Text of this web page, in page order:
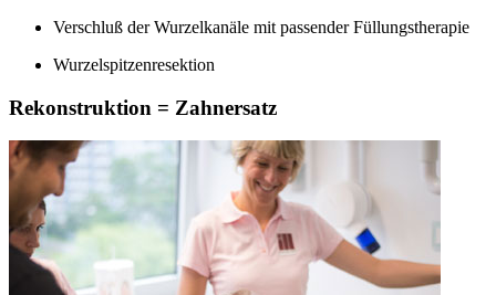
Verschluß der Wurzelkanäle mit passender Füllungstherapie
Wurzelspitzenresektion
Rekonstruktion = Zahnersatz